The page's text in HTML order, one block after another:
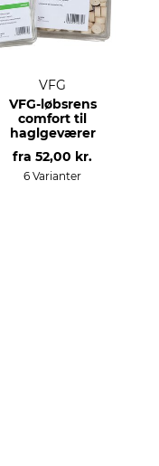
VFG
VFG-løbsrens
comfort til
haglgeværer
fra 52,00 kr.
6 Varianter